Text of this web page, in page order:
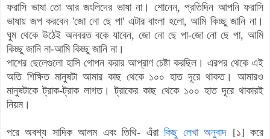
ফরাসি ভাষা তো আর জংলিদের ভাষা না। শোনেন, প্রতিদিন আপনি ফরাসি
ভাষায় জপ করবেন 'জো নো ছে পা' এটার বাংলা হলো, আমি কিচ্ছু জানি না।
ঘুম থেকে উঠেই অনবরত বকে যাবেন, জো নো ছে পা-জো নো ছে পা, আমি
কিচ্ছু জানি না-আমি কিচ্ছু জানি না।
পাশের ছেলেগুলো হাসি গোপন করার আপ্রাণ চেষ্টা করছিল। এরপর থেকে এই
অতি শিক্ষিত মানুষটা আমার কাছ থেকে ১০০ হাত দূরে থাকত। আমারও
মানুষটাকে ট্রাক-ট্রাক লাগত। ট্রাকের কাছ থেকে ১০০ হাত দূরে থাকারই
নিয়ম।
পরে অবশ্য সাদিক আলম এবং তিথি- এঁরাকিছু লেখা অনুবাদ [১] করে